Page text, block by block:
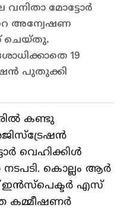
വനിതാ മോട്ടോർ
അന്വേഷണ
ചെയ്തു.
19
പുതുക്കി
കണ്ടു
വെഹിക്കിൾ
കൊല്ലം ആർ
ഇൻസ്പെക്ടർ എസ്
കമ്മീഷണർ